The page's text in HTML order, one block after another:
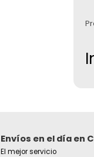
Envíos en el día en
El mejor servicio